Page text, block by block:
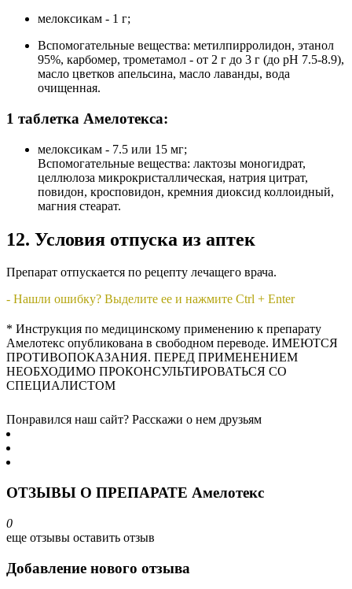
мелоксикам - 1 г;
Вспомогательные вещества: метилпирролидон, этанол
95%, карбомер, трометамол - от 2 г до 3 г (до pH 7.5-8.9),
масло цветков апельсина, масло лаванды, вода
очищенная.
1 таблетка Амелотекса:
мелоксикам - 7.5 или 15 мг;
Вспомогательные вещества: лактозы моногидрат,
целлюлоза микрокристаллическая, натрия цитрат,
повидон, кросповидон, кремния диоксид коллоидный,
магния стеарат.
12. Условия отпуска из аптек
Препарат отпускается по рецепту лечащего врача.
- Нашли ошибку? Выделите ее и нажмите Ctrl + Enter
* Инструкция по медицинскому применению к препарату
Амелотекс опубликована в свободном переводе. ИМЕЮТСЯ
ПРОТИВОПОКАЗАНИЯ. ПЕРЕД ПРИМЕНЕНИЕМ
НЕОБХОДИМО ПРОКОНСУЛЬТИРОВАТЬСЯ СО
СПЕЦИАЛИСТОМ
Понравился наш сайт? Расскажи о нем друзьям
ОТЗЫВЫ О ПРЕПАРАТЕ Амелотекс
0
еще отзывы оставить отзыв
Добавление нового отзыва